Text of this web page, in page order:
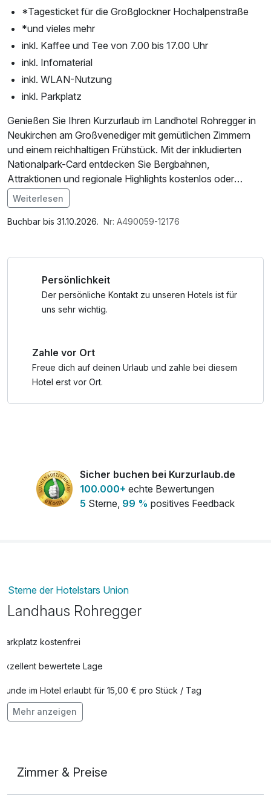
*Tagesticket für die Großglockner Hochalpenstraße
*und vieles mehr
inkl. Kaffee und Tee von 7.00 bis 17.00 Uhr
inkl. Infomaterial
inkl. WLAN-Nutzung
inkl. Parkplatz
Genießen Sie Ihren Kurzurlaub im Landhotel Rohregger in
Neukirchen am Großvenediger mit gemütlichen Zimmern
und einem reichhaltigen Frühstück. Mit der inkludierten
Nationalpark-Card entdecken Sie Bergbahnen,
Attraktionen und regionale Highlights kostenlos oder
ermäßigt. Nach einem erlebnisreichen Tag entspannen Sie
im hauseigenen Wellnessbereich mit Sauna und Dampfbad.
Bitte beachten Sie, dass der Wellnessbereich unsere
Diese enthält eine Vielzahl an Inklusivleistungen wie die
Nutzung von Bergbahnen, den Eintritt in Schwimmbäder,
die Nutzung von öffentlichen Verkehrsmitteln sowie
Öffnungszeiten kostenlos nutzbar sind.***
Im Angebot enthalten
Saunabenutzung, Saunatuch, Parkplatz, Nutzung des
Weiterlesen
Buchbar bis 31.10.2026. Nr: A490059-12176
Persönlichkeit
Der persönliche Kontakt zu unseren Hotels ist für
uns sehr wichtig.
Zahle vor Ort
Freue dich auf deinen Urlaub und zahle bei diesem
Hotel erst vor Ort.
Sicher buchen bei Kurzurlaub.de
100.000+ echte Bewertungen
5 Sterne, 99 % positives Feedback
Sterne der Hotelstars Union
Landhaus Rohregger
Parkplatz kostenfrei
Exzellent bewertete Lage
Hunde im Hotel erlaubt für 15,00 € pro Stück / Tag
Kostenloses W-LAN
Mehr anzeigen
Zimmer & Preise